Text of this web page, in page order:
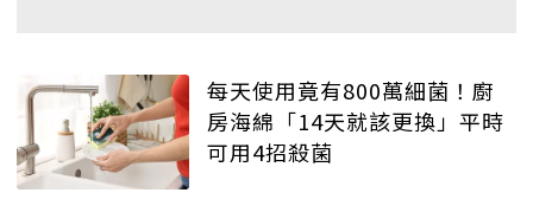
每天使用竟有800萬細菌！廚
房海綿「14天就該更換」平時
可用4招殺菌